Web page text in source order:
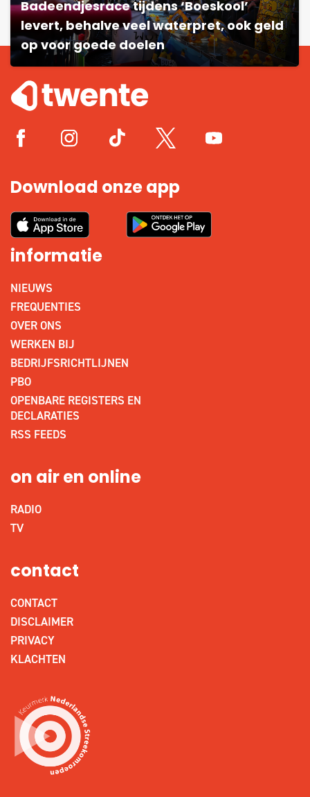
Badeendjesrace tijdens ‘Boeskool’
levert, behalve veel waterpret, ook geld
op voor goede doelen
Download onze app
informatie
NIEUWS
FREQUENTIES
OVER ONS
WERKEN BIJ
BEDRIJFSRICHTLIJNEN
PBO
OPENBARE REGISTERS EN
DECLARATIES
RSS FEEDS
on air en online
RADIO
TV
contact
CONTACT
DISCLAIMER
PRIVACY
KLACHTEN